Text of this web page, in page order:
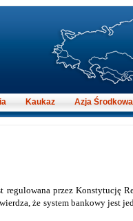
regulowana przez Konstytucję
że system bankowy jest
Kaukaz Azja Środkowa